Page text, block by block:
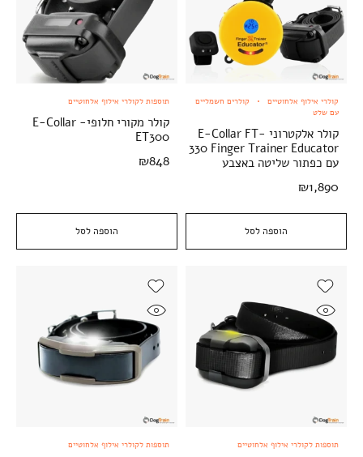
הוספה לסל
קולרי אילוף אלחוטיים
קולרים חשמליים
עם שלט
קולר אלקטרוני E-Collar FT-
330 Finger Trainer Educator
עם כפתור שליטה באצבע
₪1,890
הוספה לסל
תוספות לקולרי אילוף אלחוטיים
קולר מקורי חלופי- E-Collar
ET300
₪848
תוספות לקולרי אילוף אלחוטיים תוספות לקולרי אילוף אלחוטיים